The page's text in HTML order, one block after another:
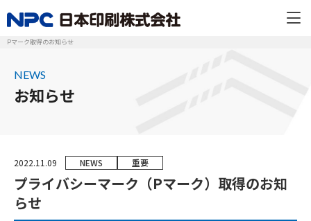
Pマーク取得のお知らせ
NEWS
お知らせ
2022.11.09 NEWS 重要
プライバシーマーク（Pマーク）取得のお知
らせ